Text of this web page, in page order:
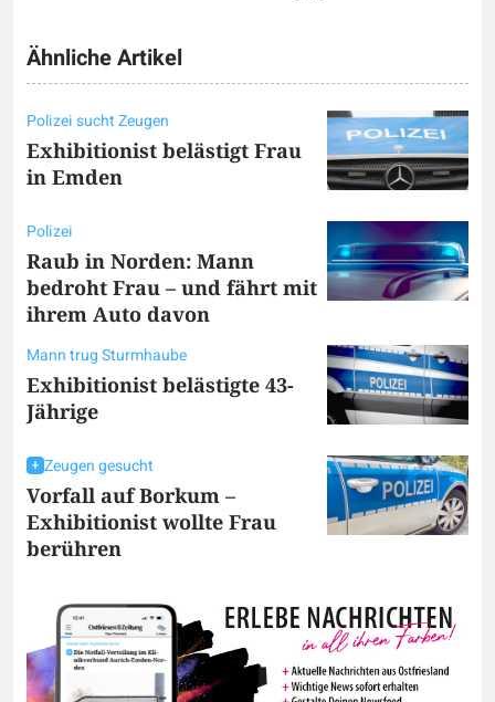
Ähnliche Artikel
Polizei sucht Zeugen
Exhibitionist belästigt Frau
in Emden
Polizei
Raub in Norden: Mann
bedroht Frau – und fährt mit
ihrem Auto davon
Mann trug Sturmhaube
Exhibitionist belästigte 43-
Jährige
Zeugen gesucht
Vorfall auf Borkum –
Exhibitionist wollte Frau
berühren